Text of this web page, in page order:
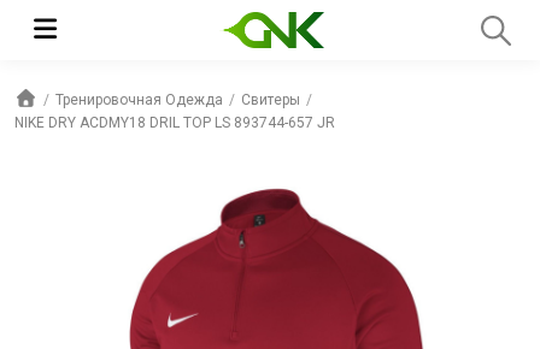
Тренировочная Одежда
Свитеры
NIKE DRY ACDMY18 DRIL TOP LS 893744-657 JR